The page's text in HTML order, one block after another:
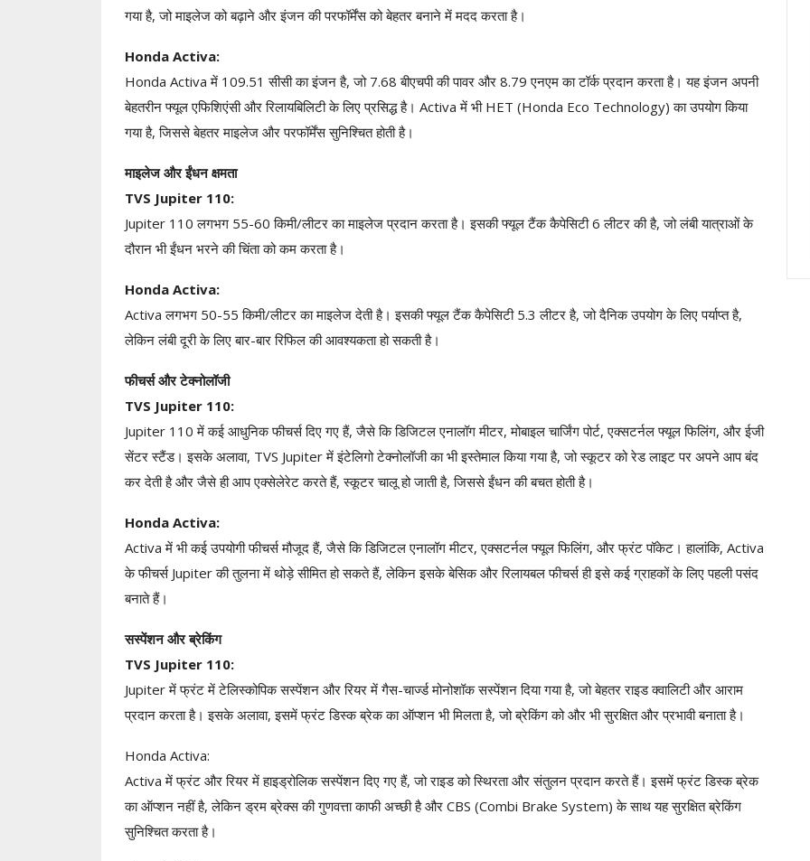
गया है, जो माइलेज को बढ़ाने और इंजन की परफॉर्मेंस को बेहतर बनाने में मदद करता है।
Honda Activa:
Honda Activa में 109.51 सीसी का इंजन है, जो 7.68 बीएचपी की पावर और 8.79 एनएम का टॉर्क प्रदान करता है। यह इंजन अपनी
बेहतरीन फ्यूल एफिशिएंसी और रिलायबिलिटी के लिए प्रसिद्ध है। Activa में भी HET (Honda Eco Technology) का उपयोग किया
गया है, जिससे बेहतर माइलेज और परफॉर्मेंस सुनिश्चित होती है।
माइलेज और ईंधन क्षमता
TVS Jupiter 110:
Jupiter 110 लगभग 55-60 किमी/लीटर का माइलेज प्रदान करता है। इसकी फ्यूल टैंक कैपेसिटी 6 लीटर की है, जो लंबी यात्राओं के
दौरान भी ईंधन भरने की चिंता को कम करता है।
Honda Activa:
Activa लगभग 50-55 किमी/लीटर का माइलेज देती है। इसकी फ्यूल टैंक कैपेसिटी 5.3 लीटर है, जो दैनिक उपयोग के लिए पर्याप्त है,
लेकिन लंबी दूरी के लिए बार-बार रिफिल की आवश्यकता हो सकती है।
फीचर्स और टेक्नोलॉजी
TVS Jupiter 110:
Jupiter 110 में कई आधुनिक फीचर्स दिए गए हैं, जैसे कि डिजिटल एनालॉग मीटर, मोबाइल चार्जिंग पोर्ट, एक्सटर्नल फ्यूल फिलिंग, और ईजी
सेंटर स्टैंड। इसके अलावा, TVS Jupiter में इंटेलिगो टेक्नोलॉजी का भी इस्तेमाल किया गया है, जो स्कूटर को रेड लाइट पर अपने आप बंद
कर देती है और जैसे ही आप एक्सेलेरेट करते हैं, स्कूटर चालू हो जाती है, जिससे ईंधन की बचत होती है।
Honda Activa:
Activa में भी कई उपयोगी फीचर्स मौजूद हैं, जैसे कि डिजिटल एनालॉग मीटर, एक्सटर्नल फ्यूल फिलिंग, और फ्रंट पॉकेट। हालांकि, Activa
के फीचर्स Jupiter की तुलना में थोड़े सीमित हो सकते हैं, लेकिन इसके बेसिक और रिलायबल फीचर्स ही इसे कई ग्राहकों के लिए पहली पसंद
बनाते हैं।
सस्पेंशन और ब्रेकिंग
TVS Jupiter 110:
Jupiter में फ्रंट में टेलिस्कोपिक सस्पेंशन और रियर में गैस-चार्ज्ड मोनोशॉक सस्पेंशन दिया गया है, जो बेहतर राइड क्वालिटी और आराम
प्रदान करता है। इसके अलावा, इसमें फ्रंट डिस्क ब्रेक का ऑप्शन भी मिलता है, जो ब्रेकिंग को और भी सुरक्षित और प्रभावी बनाता है।
Honda Activa:
Activa में फ्रंट और रियर में हाइड्रोलिक सस्पेंशन दिए गए हैं, जो राइड को स्थिरता और संतुलन प्रदान करते हैं। इसमें फ्रंट डिस्क ब्रेक
का ऑप्शन नहीं है, लेकिन ड्रम ब्रेक्स की गुणवत्ता काफी अच्छी है और CBS (Combi Brake System) के साथ यह सुरक्षित ब्रेकिंग
सुनिश्चित करता है।